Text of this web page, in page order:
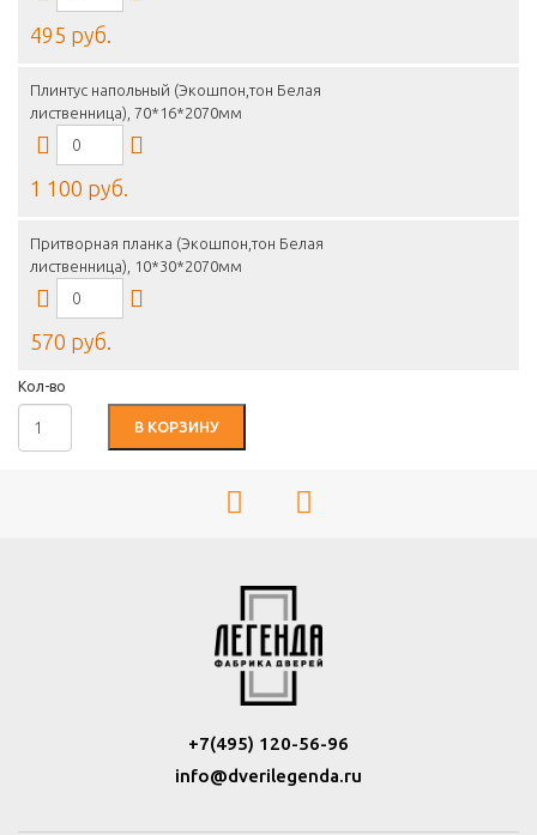
495 руб.
Плинтус напольный (Экошпон,тон Белая
лиственница), 70*16*2070мм
1 100 руб.
Притворная планка (Экошпон,тон Белая
лиственница), 10*30*2070мм
570 руб.
Кол-во
В КОРЗИНУ
+7(495) 120-56-96
info@dverilegenda.ru